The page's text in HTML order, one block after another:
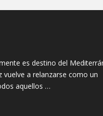
es destino del
a relanzarse como un
aquellos …